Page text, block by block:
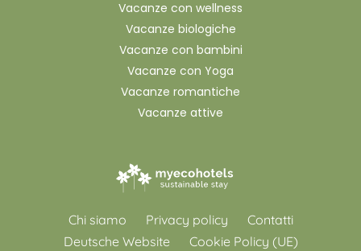
Vacanze con wellness
Vacanze biologiche
Vacanze con bambini
Vacanze con Yoga
Vacanze romantiche
Vacanze attive
Chi siamo Privacy policy
Contatti
Deutsche Website
Cookie Policy (UE)